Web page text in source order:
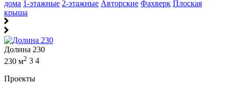
дома 1-этажные 2-этажные Авторские Фахверк Плоская
крыша
Долина 230
230 м2 3 4
Проекты